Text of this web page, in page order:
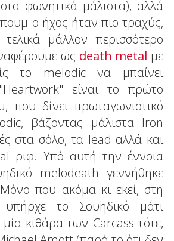
φωνητικά μάλιστα), αλλά
ο ήχος ήταν πιο τραχύς,
τελικά μάλλον περισσότερο
ως death metal με
το melodic να μπαίνει
είναι το πρώτο
που δίνει πρωταγωνιστικό
βάζοντας μάλιστα Iron
στα σόλο, τα lead αλλά και
ριφ. Υπό αυτή την έννοια
melodeath γεννήθηκε
που ακόμα κι εκεί, στη
το Σουηδικό μάτι
κιθάρα των Carcass τότε,